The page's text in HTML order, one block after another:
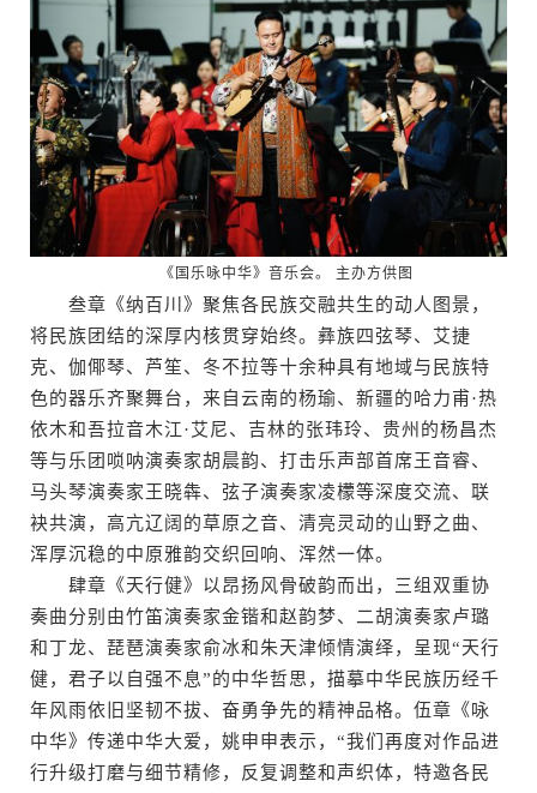
《国乐咏中华》音乐会。 主办方供图
叁章《纳百川》聚焦各民族交融共生的动人图景，
将民族团结的深厚内核贯穿始终。彝族四弦琴、艾捷
克、伽倻琴、芦笙、冬不拉等十余种具有地域与民族特
色的器乐齐聚舞台，来自云南的杨瑜、新疆的哈力甫·热
依木和吾拉音木江·艾尼、吉林的张玮玲、贵州的杨昌杰
等与乐团唢呐演奏家胡晨韵、打击乐声部首席王音睿、
马头琴演奏家王晓犇、弦子演奏家凌檬等深度交流、联
袂共演，高亢辽阔的草原之音、清亮灵动的山野之曲、
浑厚沉稳的中原雅韵交织回响、浑然一体。
肆章《天行健》以昂扬风骨破韵而出，三组双重协
奏曲分别由竹笛演奏家金锴和赵韵梦、二胡演奏家卢璐
和丁龙、琵琶演奏家俞冰和朱天津倾情演绎，呈现“天行
健，君子以自强不息”的中华哲思，描摹中华民族历经千
年风雨依旧坚韧不拔、奋勇争先的精神品格。伍章《咏
中华》传递中华大爱，姚申申表示，“我们再度对作品进
行升级打磨与细节精修，反复调整和声织体，特邀各民